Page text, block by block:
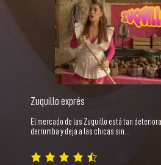
Zuquillo exprés
El mercado de las Zuquillo está tan
derrumba y deja a las chicas sin…